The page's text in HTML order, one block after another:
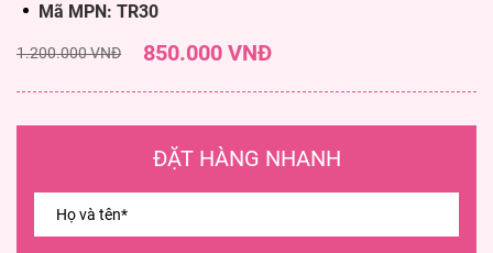
Mã MPN: TR30
1.200.000 VNĐ 850.000 VNĐ
ĐẶT HÀNG NHANH